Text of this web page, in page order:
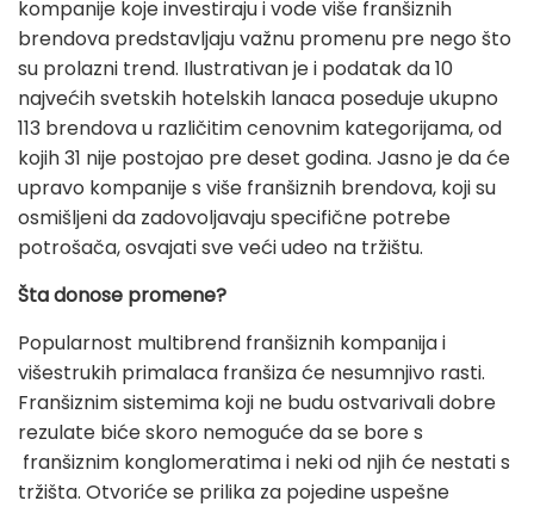
kompanije koje investiraju i vode više franšiznih
brendova predstavljaju važnu promenu pre nego što
su prolazni trend. Ilustrativan je i podatak da 10
najvećih svetskih hotelskih lanaca poseduje ukupno
113 brendova u različitim cenovnim kategorijama, od
kojih 31 nije postojao pre deset godina. Jasno je da će
upravo kompanije s više franšiznih brendova, koji su
osmišljeni da zadovoljavaju specifične potrebe
potrošača, osvajati sve veći udeo na tržištu.
Šta donose promene?
Popularnost multibrend franšiznih kompanija i
višestrukih primalaca franšiza će nesumnjivo rasti.
Franšiznim sistemima koji ne budu ostvarivali dobre
rezulate biće skoro nemoguće da se bore s
franšiznim konglomeratima i neki od njih će nestati s
tržišta. Otvoriće se prilika za pojedine uspešne